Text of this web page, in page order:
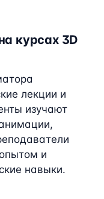
курсах 3D
лекции и
изучают
и
навыки.